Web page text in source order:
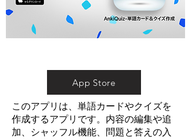
App Store
このアプリは、単語カードやクイズを
作成するアプリです。内容の編集や追
加、シャッフル機能、問題と答えの入